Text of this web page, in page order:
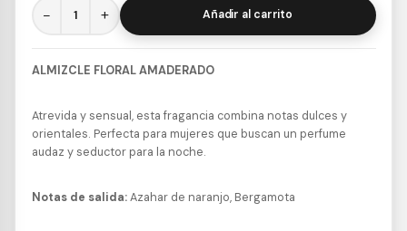
− + Añadir al carrito
ALMIZCLE FLORAL AMADERADO
Atrevida y sensual, esta fragancia combina notas dulces y
orientales. Perfecta para mujeres que buscan un perfume
audaz y seductor para la noche.
Notas de salida:Azahar de naranjo, Bergamota